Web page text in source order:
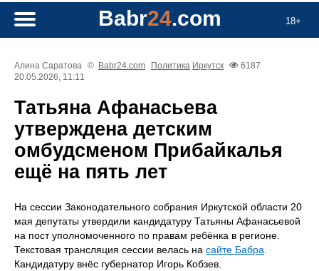
18+
Babr24.com
Алина Саратова © Babr24.com Политика Иркутск
6187
20.05.2026, 11:11
Татьяна Афанасьева
утверждена детским
омбудсменом Прибайкалья
ещё на пять лет
На сессии Законодательного собрания Иркутской области 20
мая депутаты утвердили кандидатуру Татьяны Афанасьевой
на пост уполномоченного по правам ребёнка в регионе.
Текстовая трансляция сессии велась на сайте Бабра
Кандидатуру внёс губернатор Игорь Кобзев.